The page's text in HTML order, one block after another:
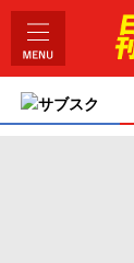
サブスク